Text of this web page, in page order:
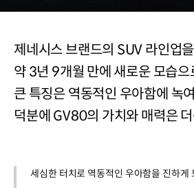
열림)
제네시스 브랜드의 SUV 라인업
약 3년 9개월 만에 새로운 모습
큰 특징은 역동적인 우아함에 녹
덕분에 GV80의 가치와 매력은
세심한 터치로 역동적인 우아함을 진하게